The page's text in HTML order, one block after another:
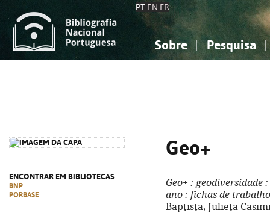
PT EN FR
Sobre Pesquisa
ENCONTRAR EM BIBLIOTECAS
BNP
PORBASE
Geo+
Geo+ : geodiversidade :
ano : fichas de trabalho
Baptista, Julieta